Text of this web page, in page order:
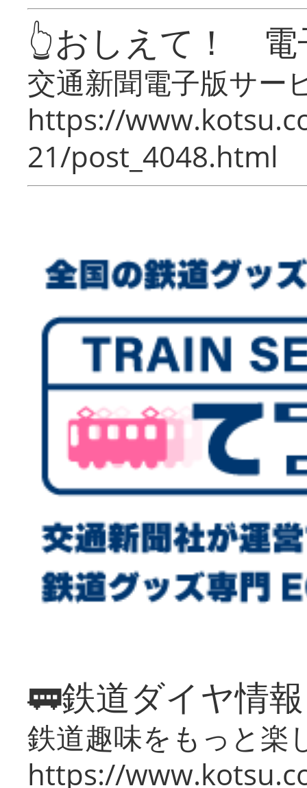
👆おしえて！ 電
交通新聞電子版サー
https://
21/post_4048.html
🚃鉄道ダイヤ情
鉄道趣味をもっと楽
https://